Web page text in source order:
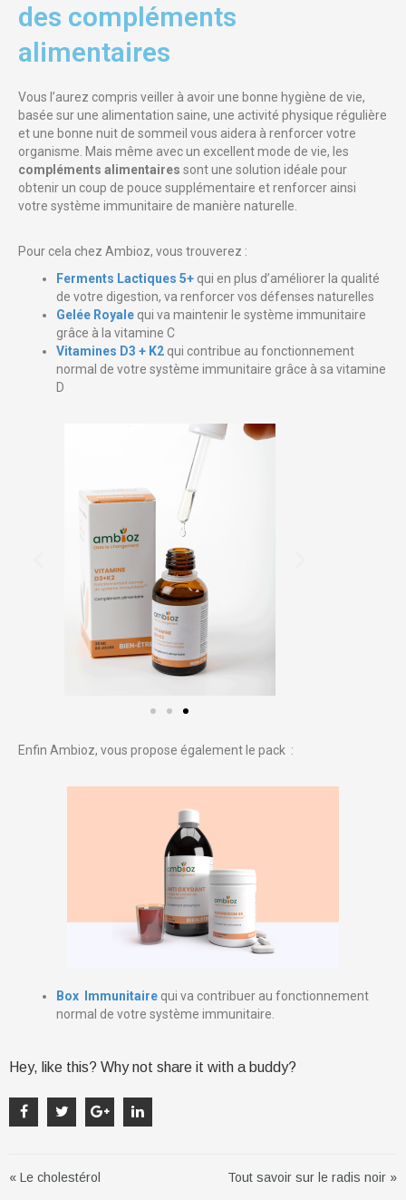
des compléments
alimentaires
Vous l’aurez compris veiller à avoir une bonne hygiène de vie,
basée sur une alimentation saine, une activité physique régulière
et une bonne nuit de sommeil vous aidera à renforcer votre
organisme. Mais même avec un excellent mode de vie, les
compléments alimentaires sont une solution idéale pour
obtenir un coup de pouce supplémentaire et renforcer ainsi
votre système immunitaire de manière naturelle.
Pour cela chez Ambioz, vous trouverez :
Ferments Lactiques 5+ qui en plus d’améliorer la qualité
de votre digestion, va renforcer vos défenses naturelles
Gelée Royale qui va maintenir le système immunitaire
grâce à la vitamine C
Vitamines D3 + K2 qui contribue au fonctionnement
normal de votre système immunitaire grâce à sa vitamine
D
Enfin Ambioz, vous propose également le pack :
Box Immunitaire qui va contribuer au fonctionnement
normal de votre système immunitaire.
Hey, like this? Why not share it with a buddy?
« Le cholestérol Tout savoir sur le radis noir »